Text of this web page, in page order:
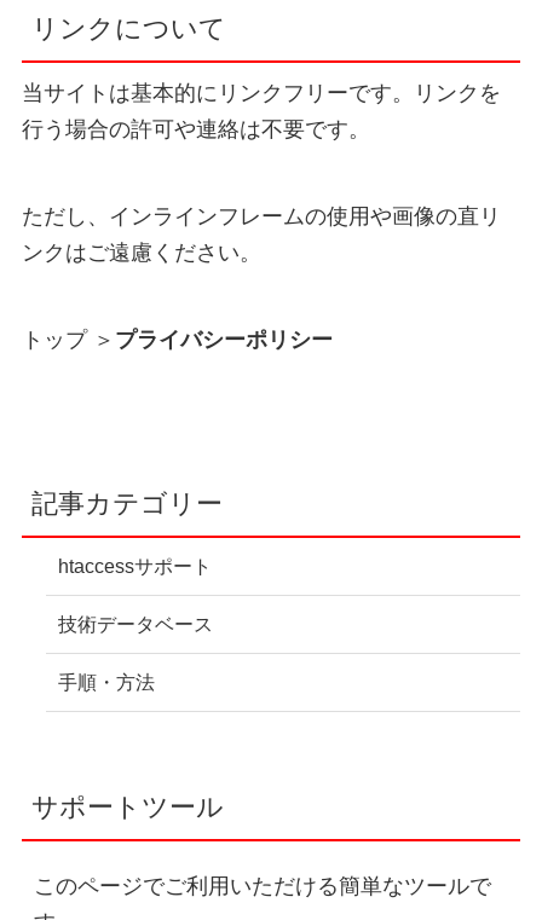
リンクについて
当サイトは基本的にリンクフリーです。リンクを
行う場合の許可や連絡は不要です。
ただし、インラインフレームの使用や画像の直リ
ンクはご遠慮ください。
トップ＞ プライバシーポリシー
記事カテゴリー
htaccessサポート
技術データベース
手順・方法
サポートツール
このページでご利用いただける簡単なツールで